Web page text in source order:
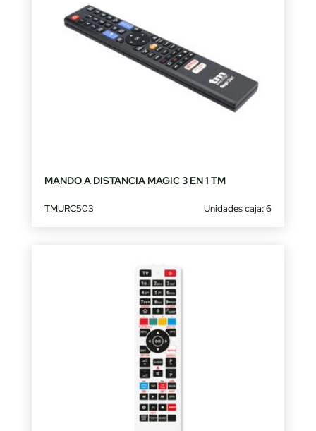
MANDO A DISTANCIA MAGIC 3 EN 1 TM
TMURC503 Unidades caja: 6